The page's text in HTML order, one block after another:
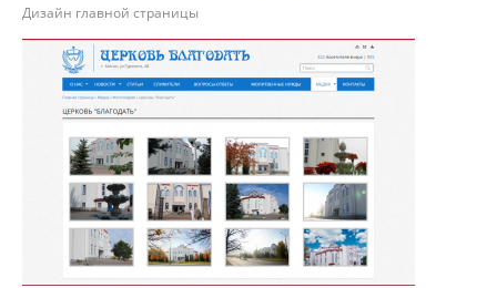
Дизайн главной страницы